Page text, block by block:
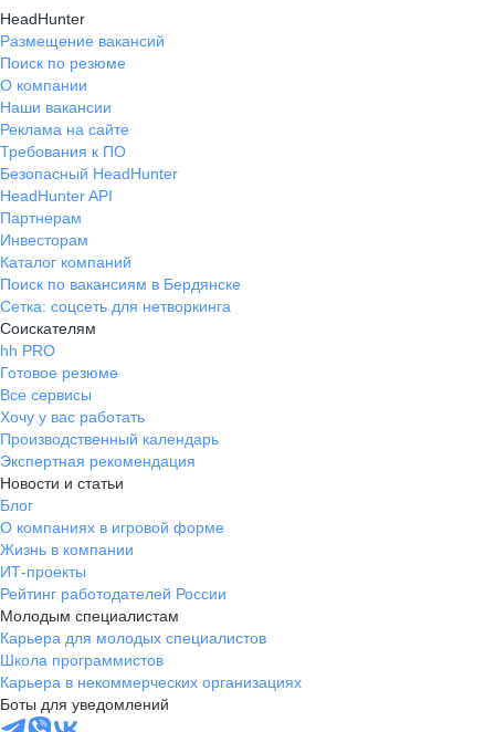
HeadHunter
Размещение вакансий
Поиск по резюме
О компании
Наши вакансии
Реклама на сайте
Требования к ПО
Безопасный HeadHunter
HeadHunter API
Партнерам
Инвесторам
Каталог компаний
Поиск по вакансиям в Бердянске
Сетка: соцсеть для нетворкинга
Соискателям
hh PRO
Готовое резюме
Все сервисы
Хочу у вас работать
Производственный календарь
Экспертная рекомендация
Новости и статьи
Блог
О компаниях в игровой форме
Жизнь в компании
ИТ-проекты
Рейтинг работодателей России
Молодым специалистам
Карьера для молодых специалистов
Школа программистов
Карьера в некоммерческих организациях
Боты для уведомлений